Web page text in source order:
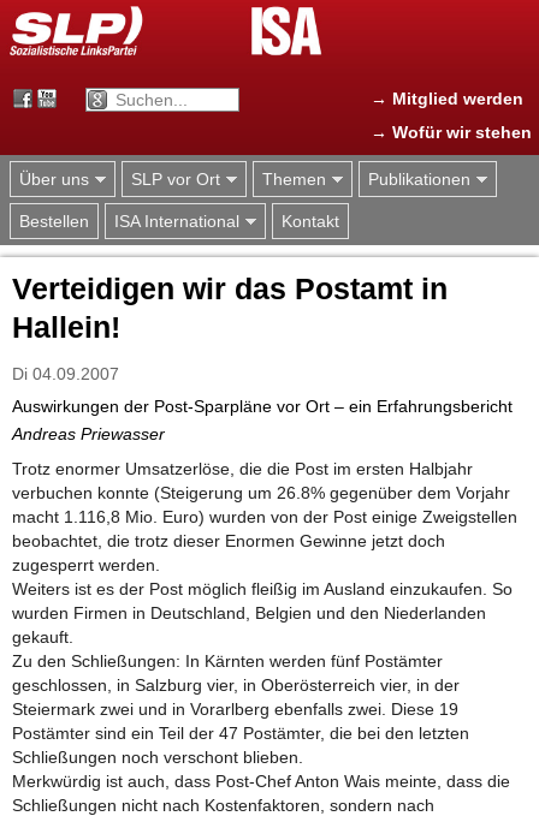
Jump to navigation
→ Mitglied werden
→ Wofür wir stehen
Über uns SLP vor Ort Themen Publikationen
Bestellen ISA International Kontakt
Verteidigen wir das Postamt in
Hallein!
Di 04.09.2007
Auswirkungen der Post-Sparpläne vor Ort – ein Erfahrungsbericht
Andreas Priewasser
Trotz enormer Umsatzerlöse, die die Post im ersten Halbjahr
verbuchen konnte (Steigerung um 26.8% gegenüber dem Vorjahr
macht 1.116,8 Mio. Euro) wurden von der Post einige Zweigstellen
beobachtet, die trotz dieser Enormen Gewinne jetzt doch
zugesperrt werden.
Weiters ist es der Post möglich fleißig im Ausland einzukaufen. So
wurden Firmen in Deutschland, Belgien und den Niederlanden
gekauft.
Zu den Schließungen: In Kärnten werden fünf Postämter
geschlossen, in Salzburg vier, in Oberösterreich vier, in der
Steiermark zwei und in Vorarlberg ebenfalls zwei. Diese 19
Postämter sind ein Teil der 47 Postämter, die bei den letzten
Schließungen noch verschont blieben.
Merkwürdig ist auch, dass Post-Chef Anton Wais meinte, dass die
Schließungen nicht nach Kostenfaktoren, sondern nach